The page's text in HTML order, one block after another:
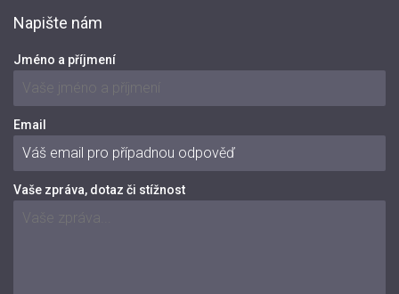
Napište nám
Jméno a příjmení
Email
Vaše zpráva, dotaz či stížnost